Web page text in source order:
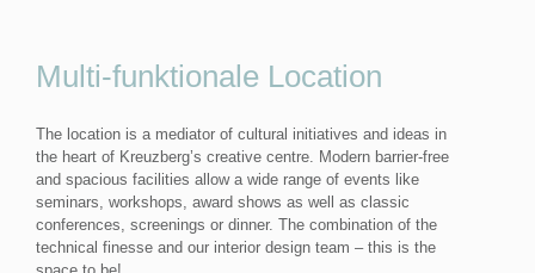
Multi-funktionale Location
The location is a mediator of cultural initiatives and ideas in
the heart of Kreuzberg’s creative centre. Modern barrier-free
and spacious facilities allow a wide range of events like
seminars, workshops, award shows as well as classic
conferences, screenings or dinner. The combination of the
technical finesse and our interior design team – this is the